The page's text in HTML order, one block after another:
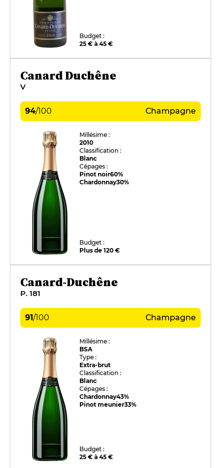
Budget :
25 € à 45 €
Canard Duchêne
V
94/100 Champagne
Millésime :
2010
Classification :
Blanc
Cépages :
Pinot noir60%
Chardonnay30%
Budget :
Plus de 120 €
Canard-Duchêne
P. 181
91/100 Champagne
Millésime :
BSA
Type :
Extra-brut
Classification :
Blanc
Cépages :
Chardonnay43%
Pinot meunier33%
Budget :
25 € à 45 €